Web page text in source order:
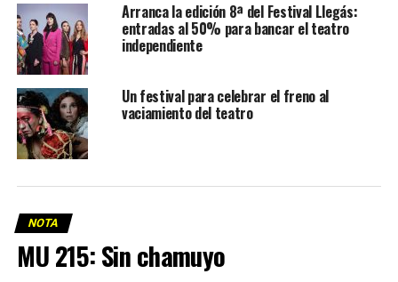
Arranca la edición 8ª del Festival Llegás:
entradas al 50% para bancar el teatro
independiente
Un festival para celebrar el freno al
vaciamiento del teatro
NOTA
MU 215: Sin chamuyo